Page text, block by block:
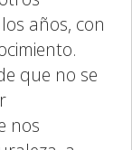
años, con
que no se
nos